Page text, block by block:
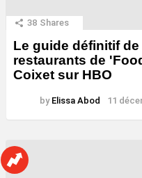
38 Shares
Le guide définitif
restaurants de
Coixet sur HBO
by Elissa Abod 11